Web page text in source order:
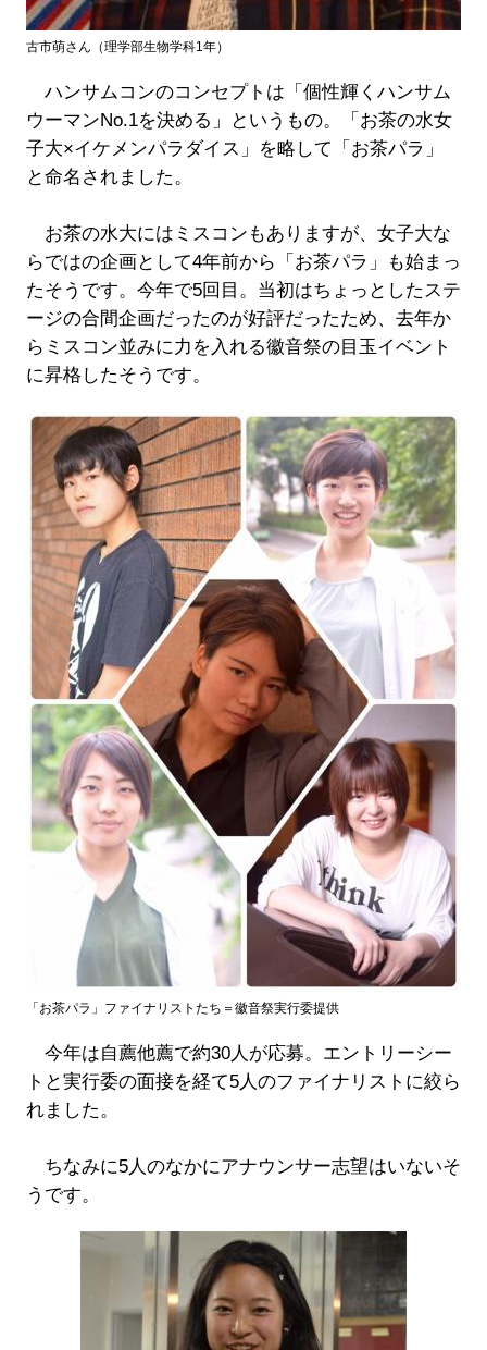
古市萌さん（理学部生物学科1年）
ハンサムコンのコンセプトは「個性輝くハンサム
ウーマンNo.1を決める」というもの。「お茶の水女
子大×イケメンパラダイス」を略して「お茶パラ」
と命名されました。
お茶の水大にはミスコンもありますが、女子大な
らではの企画として4年前から「お茶パラ」も始まっ
たそうです。今年で5回目。当初はちょっとしたステ
ージの合間企画だったのが好評だったため、去年か
らミスコン並みに力を入れる徽音祭の目玉イベント
に昇格したそうです。
「お茶パラ」ファイナリストたち＝徽音祭実行委提供
今年は自薦他薦で約30人が応募。エントリーシー
トと実行委の面接を経て5人のファイナリストに絞ら
れました。
ちなみに5人のなかにアナウンサー志望はいないそ
うです。